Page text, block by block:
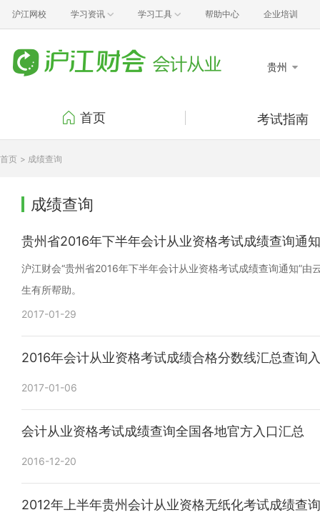
沪江网校 学习资讯 学习工具 帮助中心 企业培训
贵州
首页 考试指南
首页 > 成绩查询
成绩查询
贵州省2016年下半年会计从业资格考试成绩查询通知
沪江财会“贵州省2016年下半年会计从业资格考试成绩查询通知”
生有所帮助。
2017-01-29
2016年会计从业资格考试成绩合格分数线汇总查询
2017-01-06
会计从业资格考试成绩查询全国各地官方入口汇总
2016-12-20
2012年上半年贵州会计从业资格无纸化考试成绩查